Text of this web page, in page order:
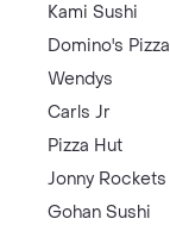
Kami Sushi
Domino's Pizza
Wendys
Carls Jr
Pizza Hut
Jonny Rockets
Gohan Sushi